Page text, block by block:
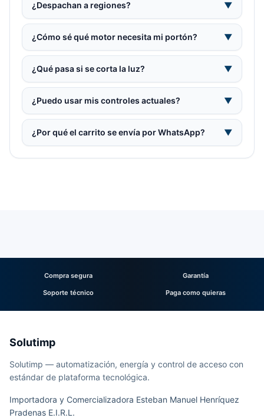
¿Despachan a regiones? ▼
¿Cómo sé qué motor necesita mi portón? ▼
¿Qué pasa si se corta la luz? ▼
¿Puedo usar mis controles actuales? ▼
¿Por qué el carrito se envía por WhatsApp? ▼
Compra segura Garantía
Soporte técnico Paga como quieras
Solutimp
Solutimp — automatización, energía y control de acceso con
estándar de plataforma tecnológica.
Importadora y Comercializadora Esteban Manuel Henríquez
Pradenas E.I.R.L.